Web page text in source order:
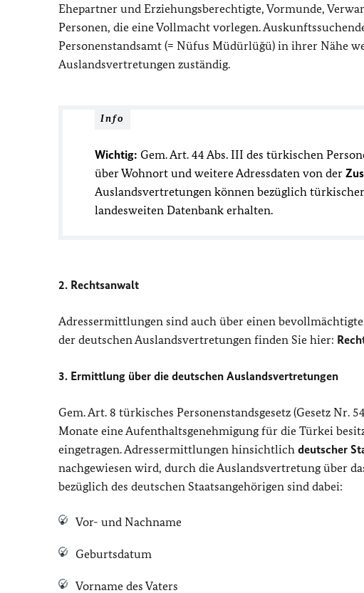
Ehepartner und Erziehungsberechtigte, Vormunde,
Personen, die eine Vollmacht vorlegen.
Personenstandsamt (= Nüfus Müdürlüğü) in ihrer Nähe
Auslandsvertretungen zuständig.
Info
Wichtig: Gem. Art. 44 Abs. III des türkischen
über Wohnort und weitere Adressdaten von der
Auslandsvertretungen können bezüglich
landesweiten Datenbank erhalten.
2. Rechtsanwalt
Adressermittlungen sind auch über einen
der deutschen Auslandsvertretungen finden Sie hier:
3. Ermittlung über die deutschen Auslandsvertretungen
Gem. Art. 8 türkisches Personenstandsgesetz (Gesetz Nr.
Monate eine Aufenthaltsgenehmigung für die Türkei
eingetragen. Adressermittlungen hinsichtlich deutscher
nachgewiesen wird, durch die Auslandsvertretung über
bezüglich des deutschen Staatsangehörigen sind dabei:
Vor- und Nachname
Geburtsdatum
Vorname des Vaters